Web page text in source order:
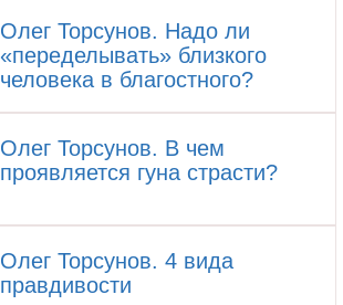
Олег Торсунов. Надо ли
«переделывать» близкого
человека в благостного?
Олег Торсунов. В чем
проявляется гуна страсти?
Олег Торсунов. 4 вида
правдивости